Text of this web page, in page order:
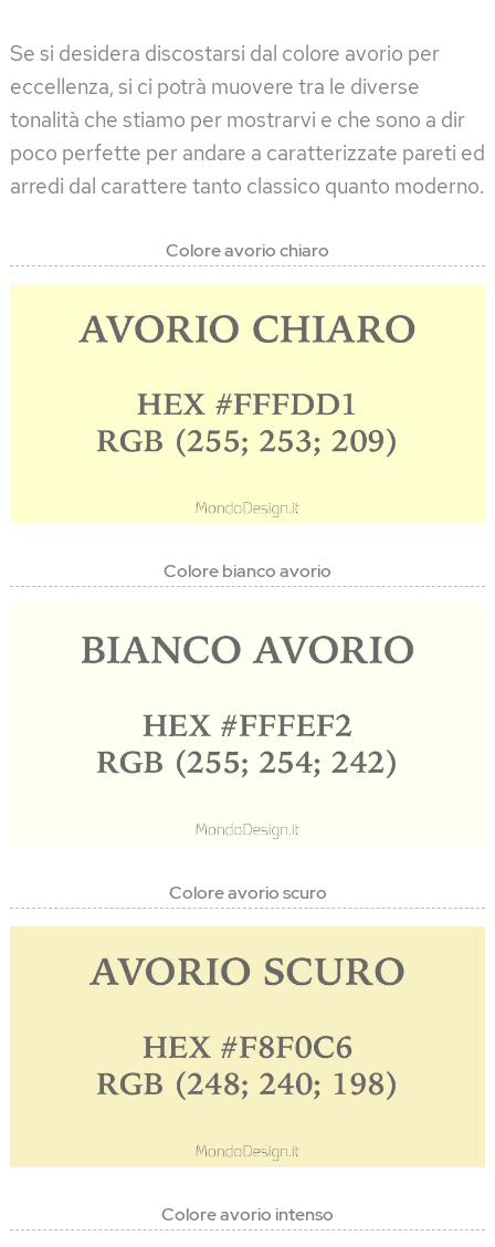
Se si desidera discostarsi dal colore avorio per
eccellenza, si ci potrà muovere tra le diverse
tonalità che stiamo per mostrarvi e che sono a dir
poco perfette per andare a caratterizzate pareti ed
arredi dal carattere tanto classico quanto moderno.
Colore avorio chiaro
Colore bianco avorio
Colore avorio scuro
Colore avorio intenso